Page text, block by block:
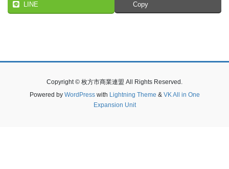
LINE Copy
Copyright © 枚方市商業連盟 All Rights Reserved.
Powered by WordPresswith Lightning Theme & VK All in One
Expansion Unit